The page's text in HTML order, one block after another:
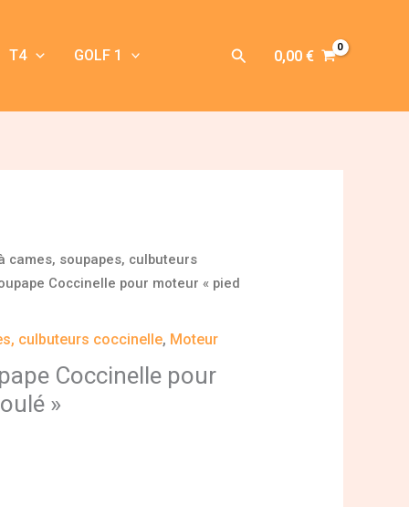
T4 GOLF 1 Rechercher
0,00 €
cames, soupapes, culbuteurs
Coccinelle pour moteur « pied
culbuteurs coccinelle, Moteur
Coccinelle pour
»